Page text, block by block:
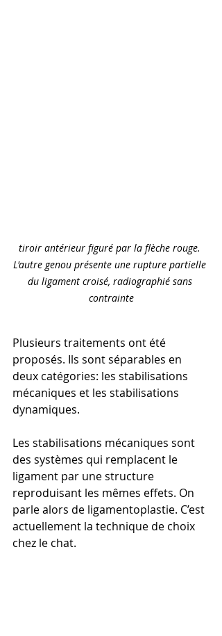
tiroir antérieur figuré par la flèche rouge.
L'autre genou présente une rupture partielle
du ligament croisé, radiographié sans
contrainte
Plusieurs traitements ont été
proposés. Ils sont séparables en
deux catégories: les stabilisations
mécaniques et les stabilisations
dynamiques.
Les stabilisations mécaniques sont
des systèmes qui remplacent le
ligament par une structure
reproduisant les mêmes effets. On
parle alors de ligamentoplastie. C’est
actuellement la technique de choix
chez le chat.